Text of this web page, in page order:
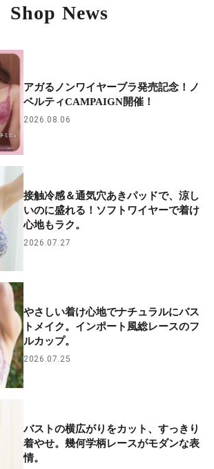
Shop News
アガるノンワイヤーブラ発売記念！ノ
ベルティCAMPAIGN開催！
2026.08.06
接触冷感＆通気穴あきパッドで、涼し
いのに盛れる！ソフトワイヤーで着け
心地もラク。
2026.07.27
やさしい着け心地でナチュラルにバス
トメイク。インポート風総レースのフ
ルカップ。
2026.07.25
バストの横広がりをカット、すっきり
着やせ。幾何学柄レースがモダンな表
情。